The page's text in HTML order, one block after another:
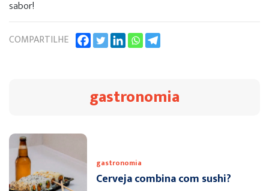
sabor!
COMPARTILHE
gastronomia
gastronomia
Cerveja combina com sushi?